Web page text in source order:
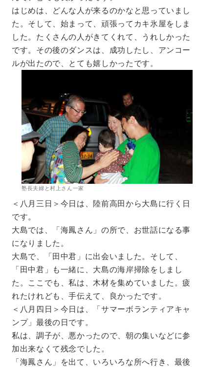
はじめは、どんな人が来るのかなと思っていまし
た。そして、始まって、頑張ってカキ氷屋をしま
した。たくさんの人がきてくれて、うれしかった
です。その後のダンスは、成功したし、アンコー
ルが出たので、とても嬉しかったです。
塾長夫婦と村上さん一家
＜八月三日＞今日は、陸前高田から大島に行く日
です。
大島では、「海鳳さん」の所で、お世話になる事
になりました。
大島で、「田中君」に出会いました。そして、
「田中君」も一緒に、大島の海岸掃除をしまし
た。ここでも、私は、木材を集めていました。疲
れたけれども、手伝えて、良かったです。
＜八月四日＞今日は、「サマーボランティアキャ
ンプ」最後の日です。
私は、調子が、悪かったので、朝の集いなどに参
加出来なくて残念でした。
「海鳳さん」を出て、いろいろな所へ行き、最後